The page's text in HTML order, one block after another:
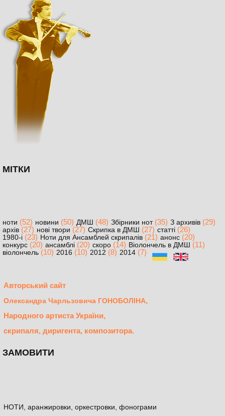
МІТКИ
ноти (52) новини (50) ДМШ (48) Збірники нот(35) З архивів (29)
архів (27) нові твори (27) Скрипка в ДМШ (27) статті (26)
1980-і (23) Ноти для Ансамблей скрипалів (21) анонс (20)
конкурс (20) ансамблі (20) скоро (14) Віолончель в ДМШ (11)
віолончель (10) 2016 (10) 2012 (8) 2014 (7)
Авторський сайт
Олександра Чарльзовича ГОНОБОЛІНА,
Народного артиста України,
скрипаля, диригента, композитора.
ЗАМОВИТИ
НОТИ, аранжировки, оркестровки, фонограми